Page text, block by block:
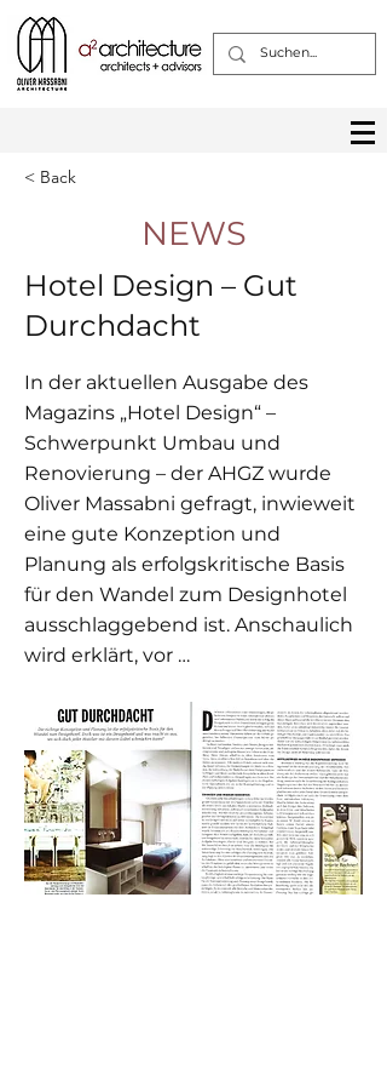
< Back
NEWS
Hotel Design – Gut
Durchdacht
In der aktuellen Ausgabe des
Magazins „Hotel Design“ –
Schwerpunkt Umbau und
Renovierung – der AHGZ wurde
Oliver Massabni gefragt, inwieweit
eine gute Konzeption und
Planung als erfolgskritische Basis
für den Wandel zum Designhotel
ausschlaggebend ist. Anschaulich
wird erklärt, vor …